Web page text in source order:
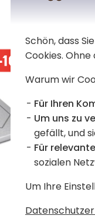
Schön, dass
Cookies.
Warum wir
Für Ihren
Um uns zu
gefällt, und
Für
sozialen
Um Ihre